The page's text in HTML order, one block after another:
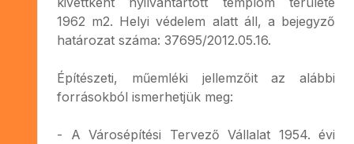
1962 m2. Helyi védelem alatt áll, a bejegyző
határozat száma: 37695/2012.05.16.
Építészeti, műemléki jellemzőit az alábbi
forrásokból ismerhetjük meg:
- A Városépítési Tervező Vállalat 1954. évi